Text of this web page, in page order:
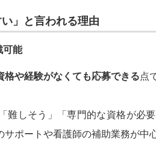
」と言われる理由
可能
格や経験がなくても応募できる点
難しそう」「専門的な資格が必
ポートや看護師の補助業務が中